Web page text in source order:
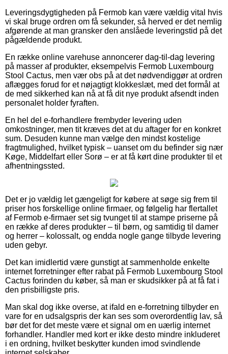
Leveringsdygtigheden på Fermob kan være vældig vital hvis
vi skal bruge ordren om få sekunder, så herved er det nemlig
afgørende at man gransker den anslåede leveringstid på det
pågældende produkt.
En række online varehuse annoncerer dag-til-dag levering
på masser af produkter, eksempelvis Fermob Luxembourg
Stool Cactus, men vær obs på at det nødvendiggør at ordren
aflægges forud for et nøjagtigt klokkeslæt, med det formål at
de med sikkerhed kan nå at få dit nye produkt afsendt inden
personalet holder fyraften.
En hel del e-forhandlere frembyder levering uden
omkostninger, men tit kræves det at du aftager for en konkret
sum. Desuden kunne man vælge den mindst kostelige
fragtmulighed, hvilket typisk – uanset om du befinder sig nær
Køge, Middelfart eller Sorø – er at få kørt dine produkter til et
afhentningssted.
Det er jo vældig let gængeligt for købere at søge sig frem til
priser hos forskellige online firmaer, og følgelig har flertallet
af Fermob e-firmaer set sig tvunget til at stampe priserne på
en række af deres produkter – til børn, og samtidig til damer
og herrer – kolossalt, og endda nogle gange tilbyde levering
uden gebyr.
Det kan imidlertid være gunstigt at sammenholde enkelte
internet forretninger efter rabat på Fermob Luxembourg Stool
Cactus forinden du køber, så man er skudsikker på at få fat i
den prisbilligste pris.
Man skal dog ikke overse, at ifald en e-forretning tilbyder en
vare for en udsalgspris der kan ses som overordentlig lav, så
bør det for det meste være et signal om en uærlig internet
forhandler. Handler med kort er ikke desto mindre inkluderet
i en ordning, hvilket beskytter kunden imod svindlende